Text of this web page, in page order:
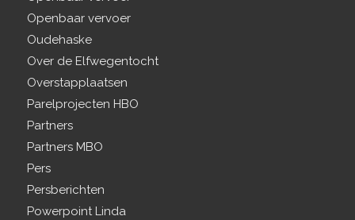
Openbaar vervoer
Oudehaske
Over de Elfwegentocht
Overstapplaatsen
Parelprojecten HBO
Partners
Partners MBO
Pers
Persberichten
Powerpoint Linda